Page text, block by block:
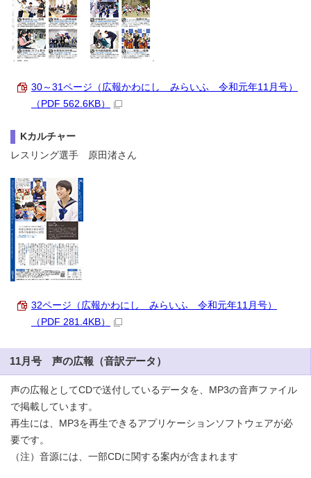
30～31ページ（広報かわにし みらいふ 令和元年11月号）
（PDF 562.6KB）
Kカルチャー
レスリング選手 原田渚さん
32ページ（広報かわにし みらいふ 令和元年11月号）
（PDF 281.4KB）
11月号 声の広報（音訳データ）
声の広報としてCDで送付しているデータを、MP3の音声ファイル
で掲載しています。
再生には、MP3を再生できるアプリケーションソフトウェアが必
要です。
（注）音源には、一部CDに関する案内が含まれます